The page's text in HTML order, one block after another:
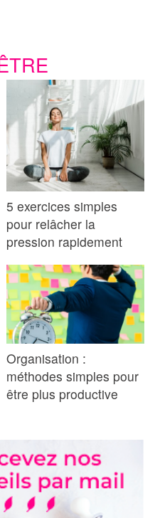
5 exercices simples
pour relâcher la
pression rapidement
Organisation :
méthodes simples pour
être plus productive